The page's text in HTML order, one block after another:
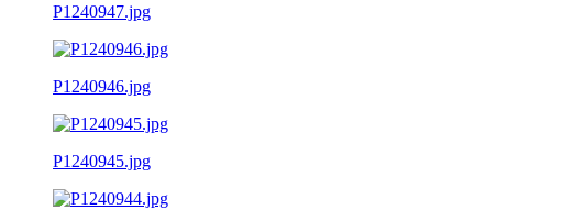
P1240947.jpg
P1240946.jpg
P1240945.jpg